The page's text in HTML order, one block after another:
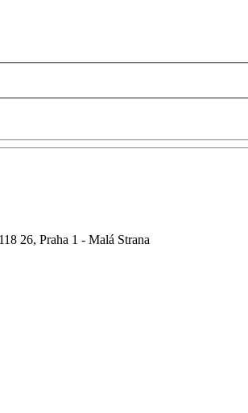
26, Praha 1 - Malá Strana